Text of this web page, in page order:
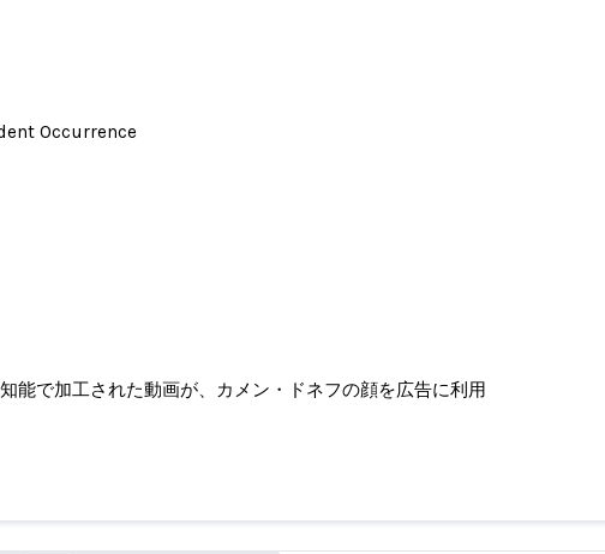
Occurrence
能で加工された動画が、カメン・ドネフの顔を広告に利用
で加工された動画が、カメン・ドネフの顔を広告に利用